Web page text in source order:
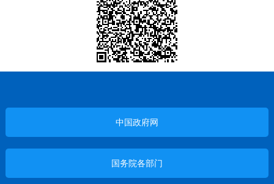
中国政府网
国务院各部门